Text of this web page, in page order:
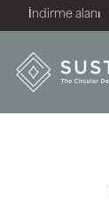
İndirme alanı